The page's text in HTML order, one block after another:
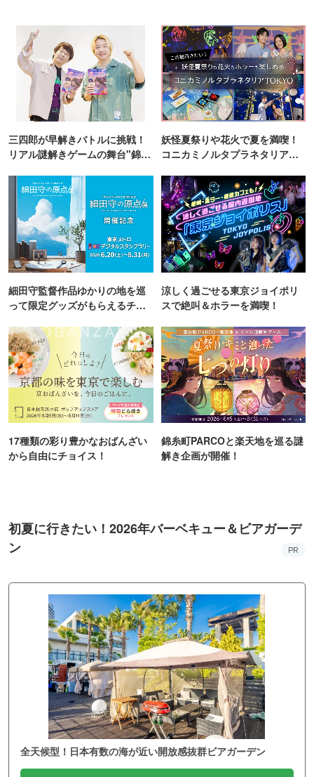
三四郎が早解きバトルに挑戦！
リアル謎解きゲームの舞台"錦糸
妖怪夏祭りや花火で夏を満喫！
コニカミノルタプラネタリア
細田守監督作品ゆかりの地を巡
って限定グッズがもらえるチャ
涼しく過ごせる東京ジョイポリ
スで絶叫＆ホラーを満喫！
17種類の彩り豊かなおばんざい
から自由にチョイス！
錦糸町PARCOと楽天地を巡る謎
解き企画が開催！
初夏に行きたい！2026年バーベキュー＆ビアガーデ
ン
PR
全天候型！日本有数の海が近い開放感抜群ビアガーデン